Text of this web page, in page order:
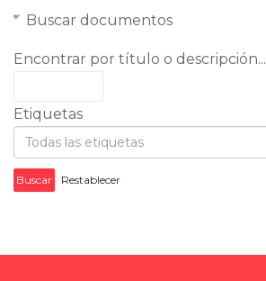
Buscar documentos
Encontrar por título o descripción...
Etiquetas
Buscar Restablecer